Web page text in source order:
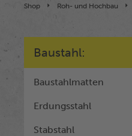
Shop Roh- und Hochbau
Baustahl:
Baustahlmatten
Erdungsstahl
Stabstahl